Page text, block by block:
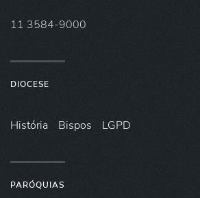
11 3584-9000
DIOCESE
História Bispos LGPD
PARÓQUIAS